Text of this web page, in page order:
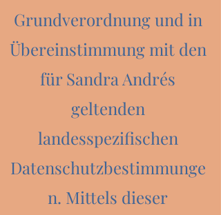
Grundverordnung und in
Übereinstimmung mit den
für Sandra Andrés
geltenden
landesspezifischen
Datenschutzbestimmunge
n. Mittels dieser